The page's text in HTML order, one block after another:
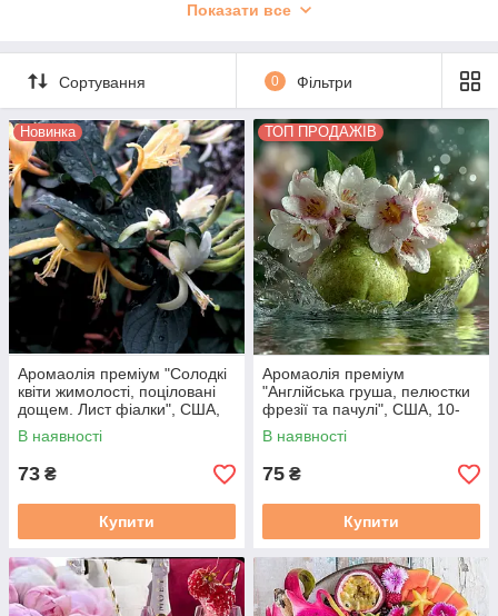
Показати все
Сортування 0 Фільтри
Новинка
Аромаолія преміум "Солодкі
квіти жимолості, поціловані
дощем. Лист фіалки", США,
10-100 г, "Rainkissed
Honeysuckle", FC
В наявності
73 ₴
Купити
ТОП ПРОДАЖІВ
Аромаолія преміум
"Англійська груша, пелюстки
фрезії та пачулі", США, 10-
100 г, "English Pear &
Freesia", Flaming candle
В наявності
75 ₴
Купити